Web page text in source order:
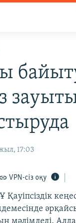
17:03
VPN-сіз оқу
Қауіпсіздік